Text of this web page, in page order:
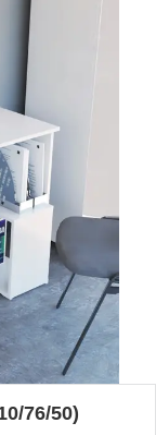
76/50)